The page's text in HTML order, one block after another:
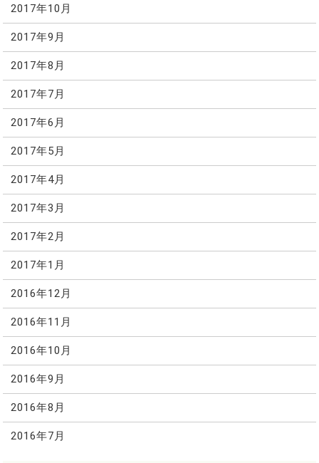
2017年10月
2017年9月
2017年8月
2017年7月
2017年6月
2017年5月
2017年4月
2017年3月
2017年2月
2017年1月
2016年12月
2016年11月
2016年10月
2016年9月
2016年8月
2016年7月